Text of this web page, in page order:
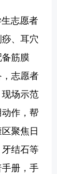
志愿者
、耳穴
筋膜
志愿者
场示范
作，帮
聚焦日
结石等
册，手